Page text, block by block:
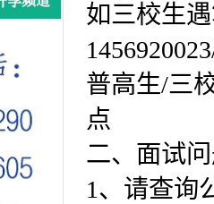
如三校生
普高生/三
点
二、面试
1、请查询